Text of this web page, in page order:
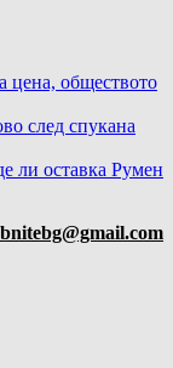
цена, обществото
след спукана
ли оставка Румен